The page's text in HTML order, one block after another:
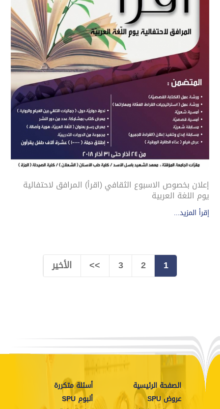
إعلان بخصوص الاسبوع الثقافي (اقرأ) المرافق لاحتفالية
يوم اللغة العربية
إقرأ المزيد...
1
2
3
>> الأخير
الصفحة الرئيسية
أسئلة متكررة
عروض SPU
ألبوم SPU